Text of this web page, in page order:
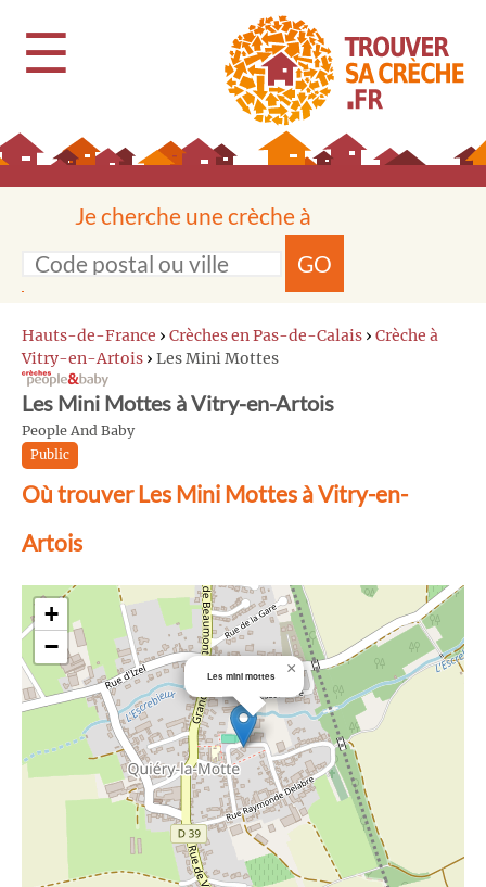
☰
Je cherche une crèche à
GO
Hauts-de-France › Crèches en Pas-de-Calais › Crèche à
Vitry-en-Artois › Les Mini Mottes
Les Mini Mottes à Vitry-en-Artois
People And Baby
Public
Où trouver Les Mini Mottes à Vitry-en-
Artois
Les mini mottes ×
+
−